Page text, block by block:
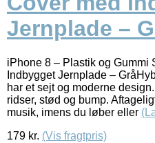
Jernplade –
iPhone 8 – Plastik og Gummi
Indbygget Jernplade –
har et sejt og moderne
ridser, stød og bump.
musik, imens du løber eller
179 kr. (Vis fragtpris)